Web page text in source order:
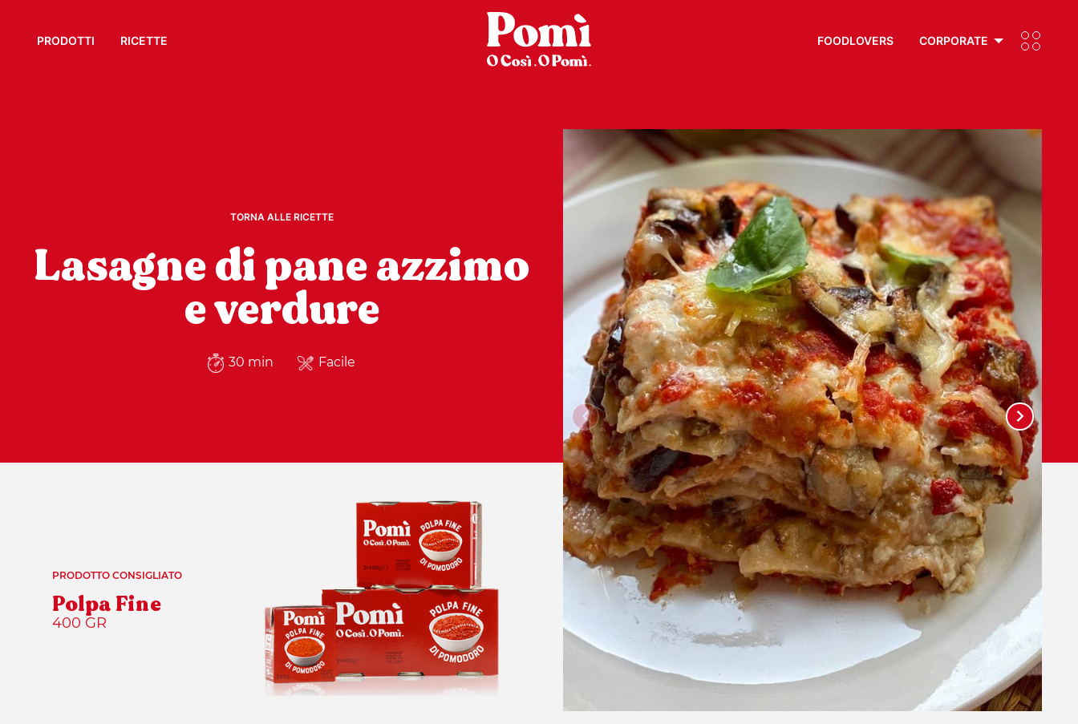
PRODOTTI RICETTE FOODLOVERS CORPORATE
TORNA ALLE RICETTE
Lasagne di pane azzimo
e verdure
30 min Facile
PRODOTTO CONSIGLIATO
Polpa Fine
400 GR